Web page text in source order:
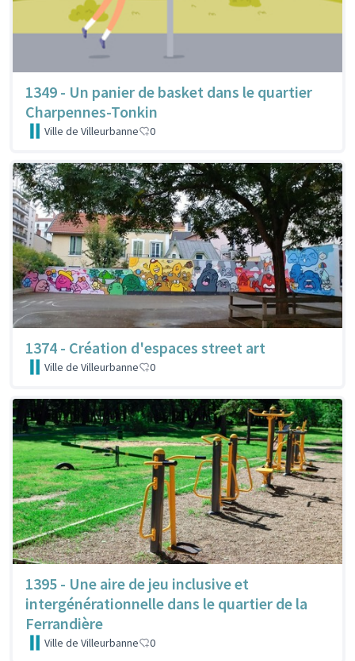
1349 - Un panier de basket dans le quartier
Charpennes-Tonkin
Ville de Villeurbanne 0
1374 - Création d'espaces street art
Ville de Villeurbanne 0
1395 - Une aire de jeu inclusive et
intergénérationnelle dans le quartier de la
Ferrandière
Ville de Villeurbanne 0